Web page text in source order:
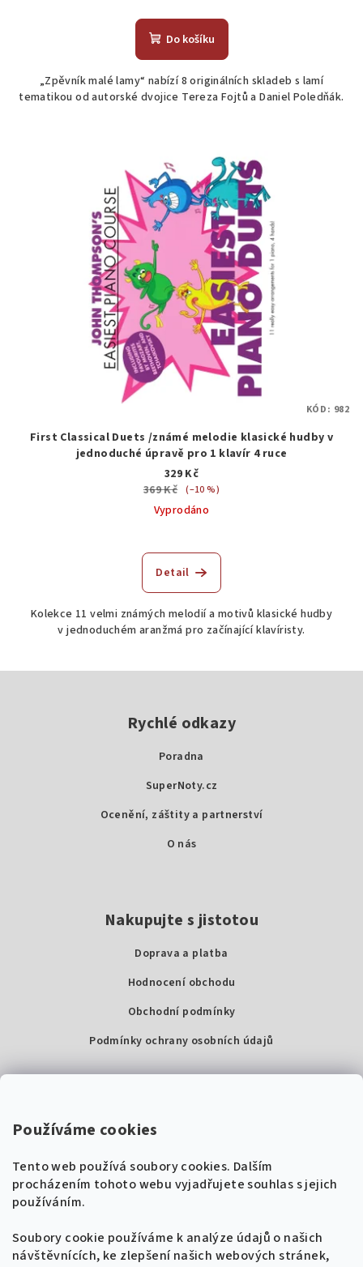
Používáme cookies
Tento web používá soubory cookies. Dalším
procházením tohoto webu vyjadřujete souhlas s jejich
používáním.
Soubory cookie používáme k analýze údajů o našich
návštěvnících, ke zlepšení našich webových stránek,
Do košíku
„Zpěvník malé lamy“ nabízí 8 originálních skladeb s lamí
tematikou od autorské dvojice Tereza Fojtů a Daniel Poledňák.
First Classical Duets /známé melodie klasické hudby v
jednoduché úpravě pro 1 klavír 4 ruce
329 Kč
369 Kč (–10 %)
Vyprodáno
Detail
Kolekce 11 velmi známých melodií a motivů klasické hudby
v jednoduchém aranžmá pro začínající klavíristy.
KÓD: 982
Rychlé odkazy
Poradna
SuperNoty.cz
Ocenění, záštity a partnerství
O nás
Nakupujte s jistotou
Doprava a platba
Hodnocení obchodu
Obchodní podmínky
Podmínky ochrany osobních údajů
Super Noty, s.r.o.
IČ: 04568672
+420 604 485 792
info@supernoty.cz
🎸 Naladíme tě na nové zpěvníky!
Získej tipy, novinky a 10 % slevuna první